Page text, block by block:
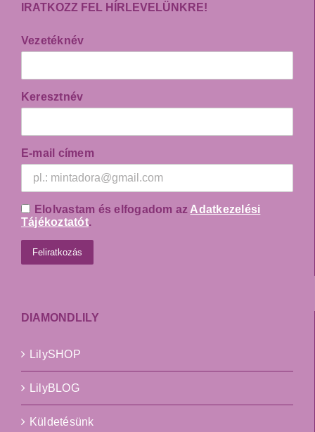
IRATKOZZ FEL HÍRLEVELÜNKRE!
Vezetéknév
Keresztnév
E-mail címem
Elolvastam és elfogadom az Adatkezelési
Tájékoztatót.
DIAMONDLILY
LilySHOP
LilyBLOG
Küldetésünk